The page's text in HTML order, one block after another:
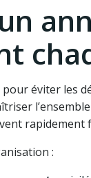
éviter les
rapidement
: